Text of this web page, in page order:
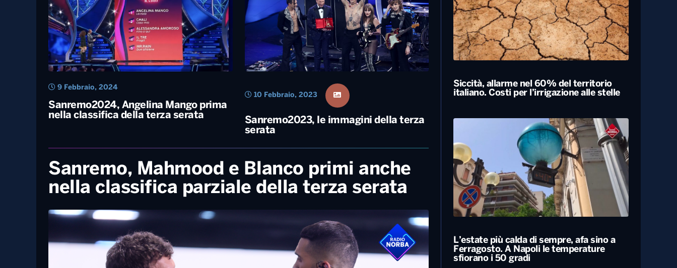
Sanremo2024, Angelina Mango prima
nella classifica della terza serata
9 Febbraio, 2024
Sanremo2023, le immagini della terza
serata
10 Febbraio, 2023
Sanremo, Mahmood e Blanco primi anche
nella classifica parziale della terza serata
Siccità, allarme nel 60% del territorio
italiano. Costi per l’irrigazione alle stelle
L’estate più calda di sempre, afa sino a
Ferragosto. A Napoli le temperature
sfiorano i 50 gradi